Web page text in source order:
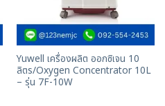
Yuwell เครื่องผลิต ออกซิเจน 10
ลิตร/Oxygen Concentrator 10L
– รุ่น 7F-10W